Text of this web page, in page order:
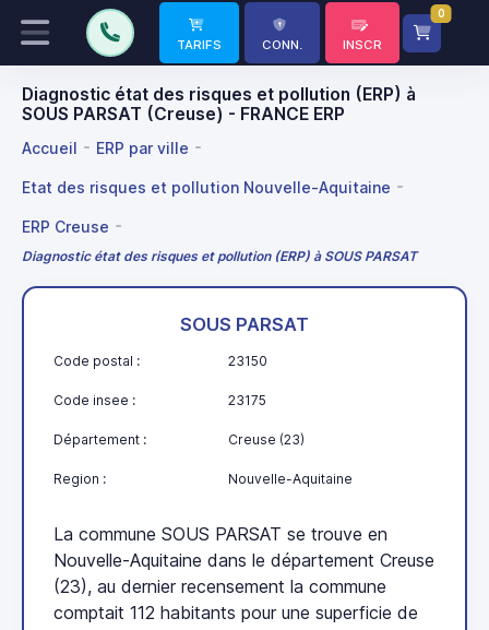
TARIFS CONN. INSCR
0
Diagnostic état des risques et pollution (ERP) à
SOUS PARSAT (Creuse) - FRANCE ERP
Accueil ERP par ville
Etat des risques et pollution Nouvelle-Aquitaine
ERP Creuse
Diagnostic état des risques et pollution (ERP) à SOUS PARSAT
SOUS PARSAT
Code postal : 23150
Code insee : 23175
Département : Creuse (23)
Region : Nouvelle-Aquitaine
La commune SOUS PARSAT se trouve en
Nouvelle-Aquitaine dans le département Creuse
(23), au dernier recensement la commune
comptait 112 habitants pour une superficie de